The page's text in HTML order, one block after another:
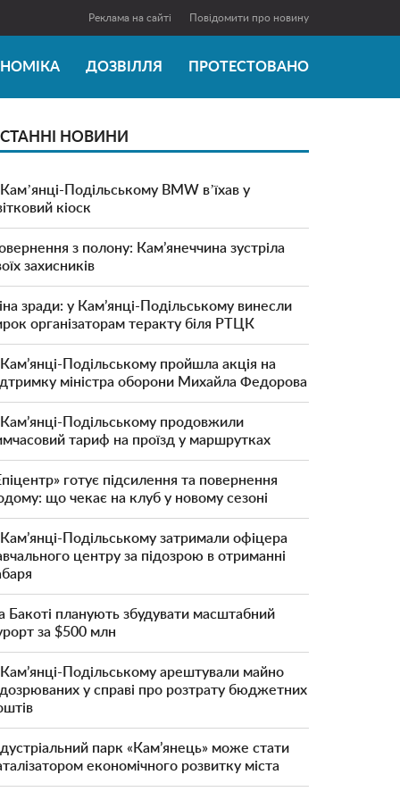
Реклама на сайті Повідомити про новину
ДОЗВІЛЛЯ ПРОТЕСТОВАНО
НОВИНИ
Подільському BMW вʼїхав у
кіоск
з полону: Кам’янеччина зустріла
захисників
зради: у Кам’янці-Подільському винесли
організаторам теракту біля РТЦК
Подільському пройшла акція на
міністра оборони Михайла Федорова
Подільському продовжили
тариф на проїзд у маршрутках
готує підсилення та повернення
що чекає на клуб у новому сезоні
Подільському затримали офіцера
центру за підозрою в отриманні
Бакоті планують збудувати масштабний
за $500 млн
Подільському арештували майно
у справі про розтрату бюджетних
парк «Кам’янець» може стати
економічного розвитку міста